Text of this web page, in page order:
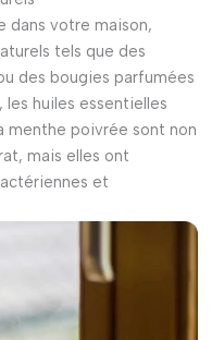
dans votre maison,
tels que des
des bougies parfumées
les huiles essentielles
menthe poivrée sont non
mais elles ont
et